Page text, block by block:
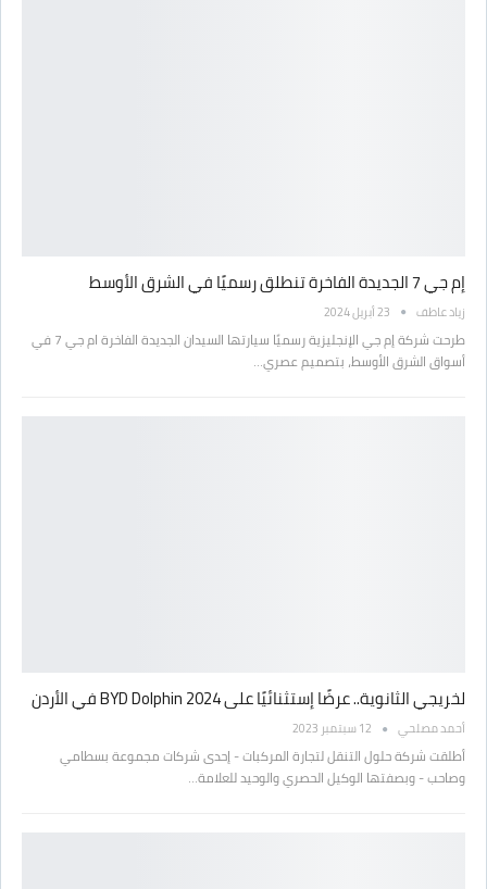
إم جي 7 الجديدة الفاخرة تنطلق رسميًا في الشرق الأوسط
زياد عاطف 23 أبريل 2024
طرحت شركة إم جي الإنجليزية رسميًا سيارتها السيدان الجديدة الفاخرة ام جي 7 في
أسواق الشرق الأوسط، بتصميم عصري…
لخريجي الثانوية.. عرضًا إستثنائيًا على BYD Dolphin 2024 في الأردن
أحمد مصلحي 12 سبتمبر 2023
أطلقت شركة حلول التنقل لتجارة المركبات - إحدى شركات مجموعة بسطامي
وصاحب - وبصفتها الوكيل الحصري والوحيد للعلامة…